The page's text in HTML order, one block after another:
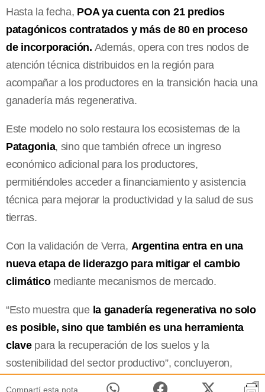
Hasta la fecha, POA ya cuenta con 21 predios
patagónicos contratados y más de 80 en proceso
de incorporación. Además, opera con tres nodos de
atención técnica distribuidos en la región para
acompañar a los productores en la transición hacia una
ganadería más regenerativa.
Este modelo no solo restaura los ecosistemas de la
Patagonia, sino que también ofrece un ingreso
económico adicional para los productores,
permitiéndoles acceder a financiamiento y asistencia
técnica para mejorar la productividad y la salud de sus
tierras.
Con la validación de Verra, Argentina entra en una
nueva etapa de liderazgo para mitigar el cambio
climáticomediante mecanismos de mercado.
“Esto muestra que la ganadería regenerativa no solo
es posible, sino que también es una herramienta
clavepara la recuperación de los suelos y la
sostenibilidad del sector productivo”, concluyeron,
Compartí esta nota